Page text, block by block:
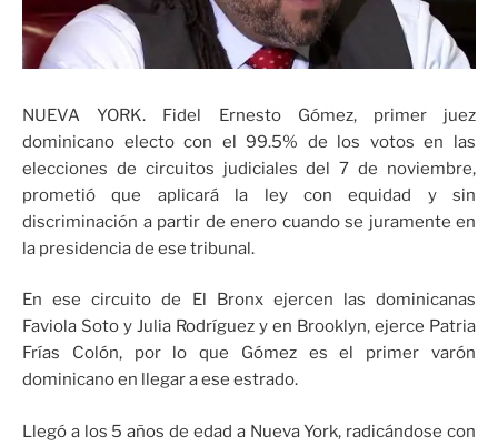
NUEVA YORK. Fidel Ernesto Gómez, primer juez
dominicano electo con el 99.5% de los votos en las
elecciones de circuitos judiciales del 7 de noviembre,
prometió que aplicará la ley con equidad y sin
discriminación a partir de enero cuando se juramente en
la presidencia de ese tribunal.
En ese circuito de El Bronx ejercen las dominicanas
Faviola Soto y Julia Rodríguez y en Brooklyn, ejerce Patria
Frías Colón, por lo que Gómez es el primer varón
dominicano en llegar a ese estrado.
Llegó a los 5 años de edad a Nueva York, radicándose con